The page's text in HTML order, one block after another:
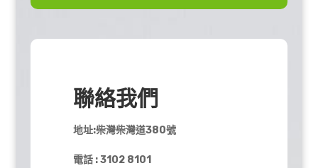
聯絡我們
地址:柴灣柴灣道380號
電話 : 3102 8101